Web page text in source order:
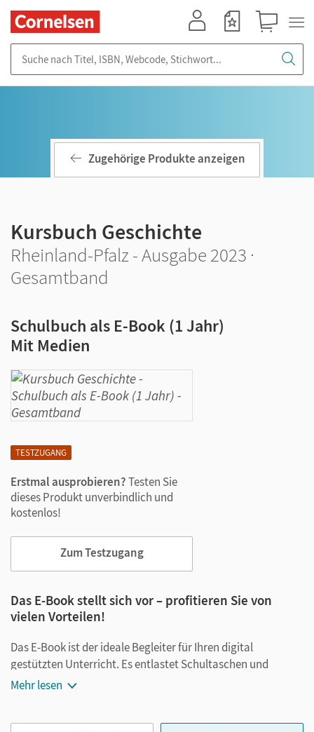
TESTZUGANG
Erstmal ausprobieren?Testen Sie
dieses Produkt unverbindlich und
kostenlos!
Zum Testzugang
Zugehörige Produkte anzeigen
Kursbuch Geschichte
Rheinland-Pfalz - Ausgabe 2023 ·
Gesamtband
Schulbuch als E-Book (1 Jahr)
Mit Medien
Das E-Book stellt sich vor – profitieren Sie von
vielen Vorteilen!
Das E-Book ist der ideale Begleiter für Ihren digital
gestützten Unterricht. Es entlastet Schultaschen und
Rucksäcke und ist jederzeit unkompliziert verfügbar.
Mehr lesen